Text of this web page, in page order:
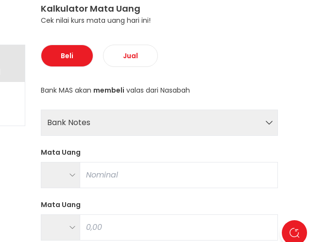
Kalkulator Mata Uang
Cek nilai kurs mata uang hari ini!
Beli Jual
Bank MAS akan membeli valas dari Nasabah
Bank Notes
Mata Uang
Mata Uang